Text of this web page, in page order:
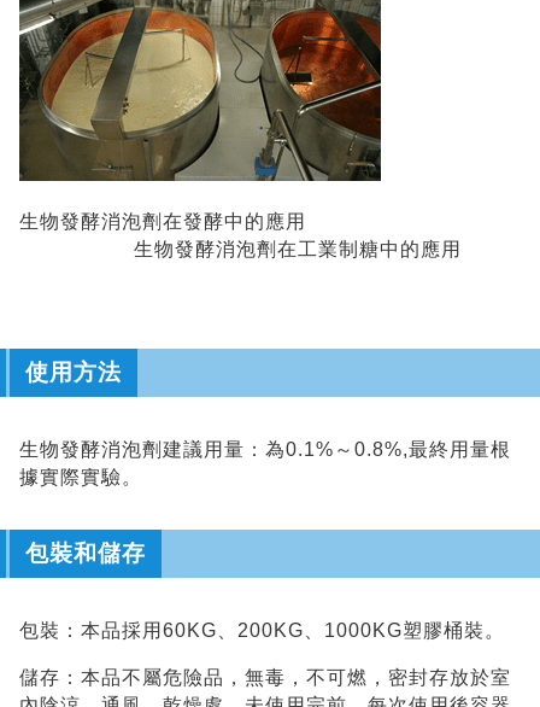
生物發酵消泡劑在發酵中的應用
生物發酵消泡劑在工業制糖中的應用
使用方法
生物發酵消泡劑建議用量：為0.1% ～ 0.8%,最終用量根
據實際實驗。
包裝和儲存
包裝：本品採用60KG、200KG、1000KG塑膠桶裝。
儲存：本品不屬危險品，無毒，不可燃，密封存放於室